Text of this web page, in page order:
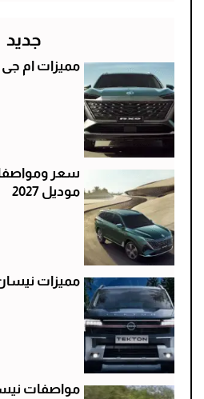
جديد
مميزات ام جى ار اكس
موديل 2027
مميزات نيسان
مواصفات